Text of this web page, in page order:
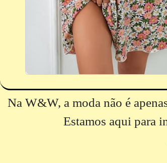
Na W&W, a moda não é
Estamos aqui para